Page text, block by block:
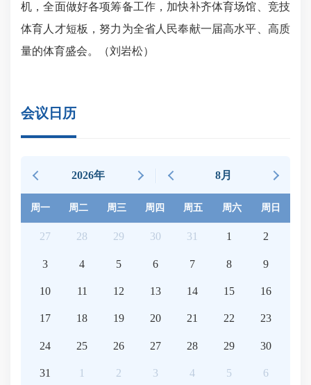
机，全面做好各项筹备工作，加快补齐体育场馆、竞技
体育人才短板，努力为全省人民奉献一届高水平、高质
量的体育盛会。（刘岩松）
会议日历
2026年 8月
周一 周二 周三 周四 周五 周六 周日
27 28 29 30 31 1 2
3 4 5 6 7 8 9
10 11 12 13 14 15 16
17 18 19 20 21 22 23
24 25 26 27 28 29 30
31 1 2 3 4 5 6